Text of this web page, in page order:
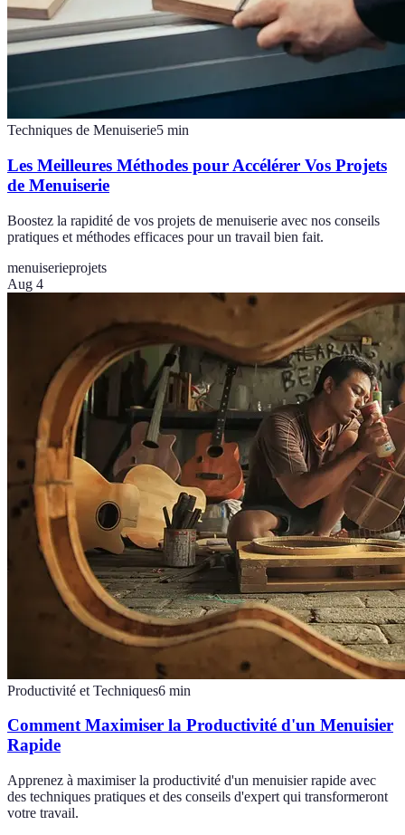
Techniques de Menuiserie5 min
Les Meilleures Méthodes pour Accélérer Vos Projets
de Menuiserie
Boostez la rapidité de vos projets de menuiserie avec nos conseils
pratiques et méthodes efficaces pour un travail bien fait.
menuiserieprojets
Aug 4
Productivité et Techniques6 min
Comment Maximiser la Productivité d'un Menuisier
Rapide
Apprenez à maximiser la productivité d'un menuisier rapide avec
des techniques pratiques et des conseils d'expert qui transformeront
votre travail.